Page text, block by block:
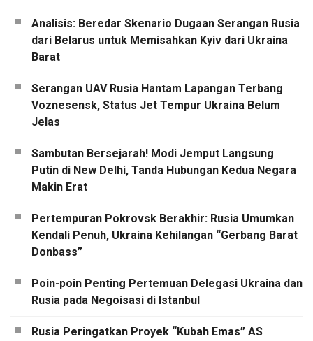
Analisis: Beredar Skenario Dugaan Serangan Rusia
dari Belarus untuk Memisahkan Kyiv dari Ukraina
Barat
Serangan UAV Rusia Hantam Lapangan Terbang
Voznesensk, Status Jet Tempur Ukraina Belum
Jelas
Sambutan Bersejarah! Modi Jemput Langsung
Putin di New Delhi, Tanda Hubungan Kedua Negara
Makin Erat
Pertempuran Pokrovsk Berakhir: Rusia Umumkan
Kendali Penuh, Ukraina Kehilangan “Gerbang Barat
Donbass”
Poin-poin Penting Pertemuan Delegasi Ukraina dan
Rusia pada Negoisasi di Istanbul
Rusia Peringatkan Proyek “Kubah Emas” AS